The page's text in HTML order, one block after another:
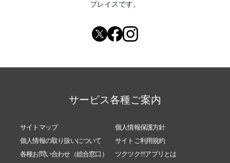
プレイスです。
サービス各種ご案内
サイトマップ
個人情報保護方針
個人情報の取り扱いについて
サイトご利用規約
各種お問い合わせ（総合窓口）
ツクツク!!!アプリとは